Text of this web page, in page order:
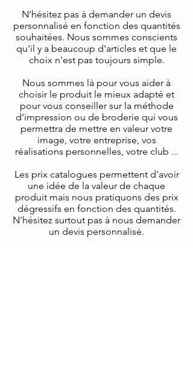
N’hésitez pas à demander un devis
personnalisé en fonction des quantités
souhaitées. Nous sommes conscients
qu'il y a beaucoup d'articles et que le
choix n'est pas toujours simple.
Nous sommes là pour vous aider à
choisir le produit le mieux adapté et
pour vous conseiller sur la méthode
d'impression ou de broderie qui vous
permettra de mettre en valeur votre
image, votre entreprise, vos
réalisations personnelles, votre club ...
Les prix catalogues permettent d'avoir
une idée de la valeur de chaque
produit mais nous pratiquons des prix
dégressifs en fonction des quantités.
N'hésitez surtout pas à nous demander
un devis personnalisé.